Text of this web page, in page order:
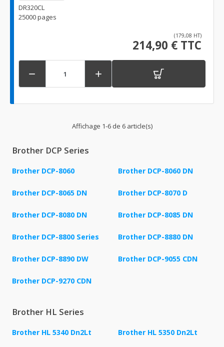
DR320CL
25000 pages
(179,08 HT)
214,90 € TTC
 
Affichage 1-6 de 6 article(s)
Brother DCP Series
Brother DCP-8060 Brother DCP-8060 DN
Brother DCP-8065 DN Brother DCP-8070 D
Brother DCP-8080 DN Brother DCP-8085 DN
Brother DCP-8800 Series Brother DCP-8880 DN
Brother DCP-8890 DW Brother DCP-9055 CDN
Brother DCP-9270 CDN
Brother HL Series
Brother HL 5340 Dn2Lt Brother HL 5350 Dn2Lt